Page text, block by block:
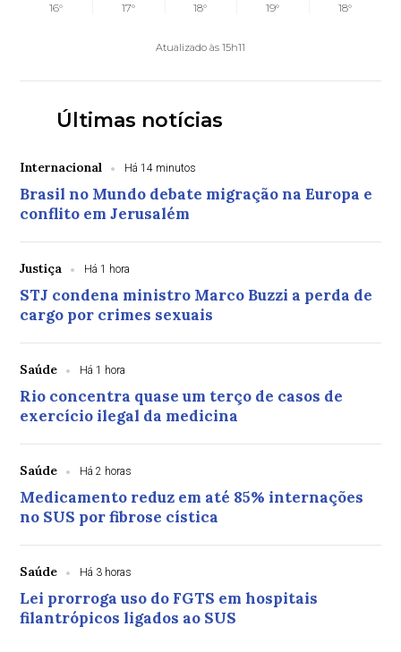
16°
17°
18°
19°
18°
Atualizado às 15h11
Últimas notícias
Internacional Há 14 minutos
Brasil no Mundo debate migração na Europa e
conflito em Jerusalém
Justiça Há 1 hora
STJ condena ministro Marco Buzzi a perda de
cargo por crimes sexuais
Saúde Há 1 hora
Rio concentra quase um terço de casos de
exercício ilegal da medicina
Saúde Há 2 horas
Medicamento reduz em até 85% internações
no SUS por fibrose cística
Saúde Há 3 horas
Lei prorroga uso do FGTS em hospitais
filantrópicos ligados ao SUS